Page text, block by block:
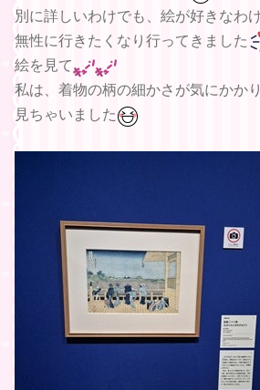
別に詳しいわけでも、絵が好きなわ
無性に行きたくなり行ってきました
絵を見て
私は、着物の柄の細かさが気にかか
見ちゃいました